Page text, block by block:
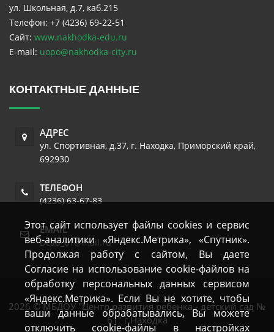
Этот сайт использует файлы cookies и сервис
веб-аналитики «Яндекс.Метрика», «Спутник».
Продолжая работу с сайтом, Вы даете
Согласие на использование cookie-файлов на
обработку персональных данных сервисом
«Яндекс.Метрика». Если Вы не хотите, чтобы
ваши данные обрабатывались, Вы можете
отключить cookie-файлы в настройках
ул. Школьная, д.7, каб.215
Телефон: +7 (4236) 69-22-51
Сайт: www.nakhodka-edu.ru
E-mail: uopo@nakhodka-city.ru
КОНТАКТНЫЕ ДАННЫЕ
АДРЕС
ул. Спортивная, д.37, г. Находка, Приморский край,
692930
ТЕЛЕФОН
(4236) 63-67-83
EMAIL
Dcad_61@mail.ru
2026 © МБДОУ "Центр развития ребенка - детский сад №
61" г.Находка